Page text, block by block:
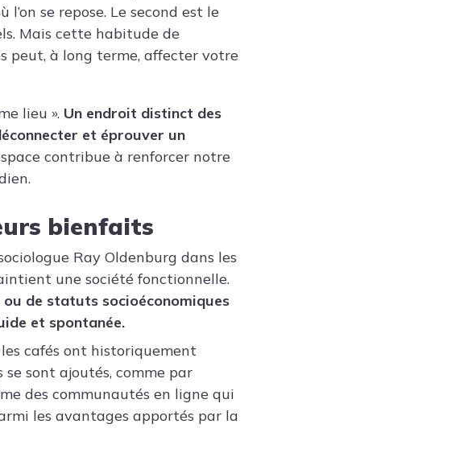
l’on se repose. Le second est le
Mais cette habitude de
peut, à long terme, affecter votre
lieu ». Un endroit distinct des
et éprouver un
contribue à renforcer notre
bienfaits
Ray Oldenburg dans les
une société fonctionnelle.
de statuts socioéconomiques
et spontanée.
les cafés ont historiquement
sont ajoutés, comme par
des communautés en ligne qui
les avantages apportés par la